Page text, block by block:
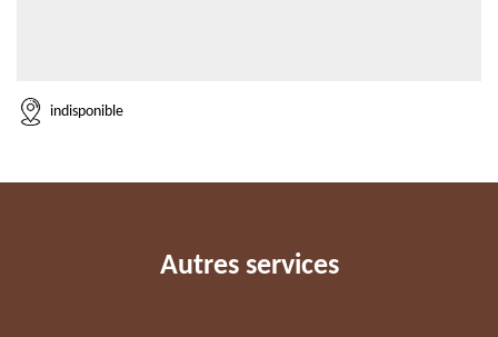
indisponible
Autres services